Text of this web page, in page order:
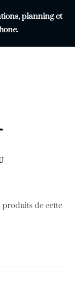
planning et
produits de cette